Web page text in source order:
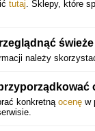
tutaj. Sklepy, które
należy
konkretną ocenę w